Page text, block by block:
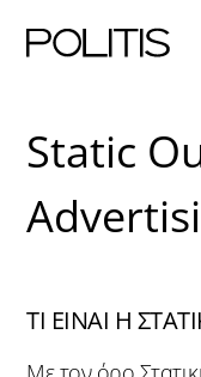
SkipStatic
ΤΙ ΕΊΝΑΙ Η